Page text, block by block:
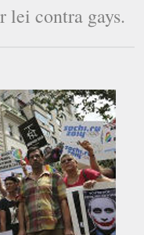
lei contra gays.